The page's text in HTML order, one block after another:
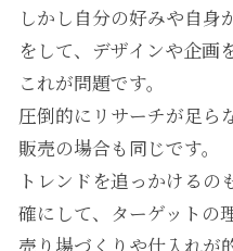
しかし自分の好みや自身
をして、デザインや企画
これが問題です。
圧倒的にリサーチが足ら
販売の場合も同じです。
トレンドを追っかけるの
確にして、ターゲットの
売り場づくりや仕入れが